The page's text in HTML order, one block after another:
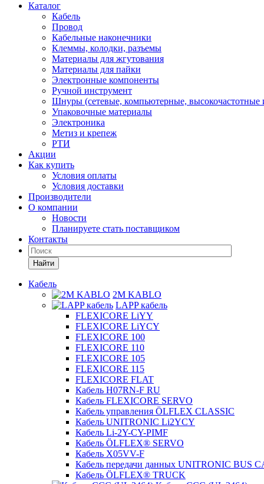
Каталог
Кабель
Провод
Кабельные наконечники
Клеммы, колодки, разъемы
Материалы для жгутования
Материалы для пайки
Электронные компоненты
Ручной инструмент
Шнуры (сетевые, компьютерные, высокочастотные
Упаковочные материалы
Электроника
Метиз и крепеж
РТИ
Акции
Как купить
Условия оплаты
Условия доставки
Производители
О компании
Новости
Планируете стать поставщиком
Контакты
Найти
Кабель
2M KABLO
LAPP кабель
FLEXICORE LiYY
FLEXICORE LiYCY
FLEXICORE 100
FLEXICORE 110
FLEXICORE 105
FLEXICORE 115
FLEXICORE FLAT
Кабель H07RN-F RU
Кабель FLEXICORE SERVO
Кабель управления ÖLFLEX CLASSIC
Кабель UNITRONIC Li2YCY
Кабель Li-2Y-CY-PIMF
Кабель ÖLFLEX® SERVO
Кабель X05VV-F
Кабель передачи данных UNITRONIC BUS
Кабель ÖLFLEX® TRUCK